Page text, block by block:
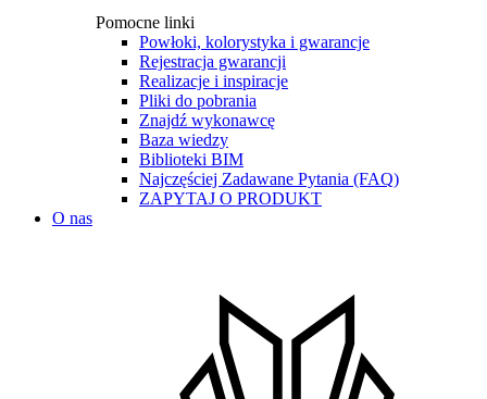
Pomocne linki
Powłoki, kolorystyka i gwarancje
Rejestracja gwarancji
Realizacje i inspiracje
Pliki do pobrania
Znajdź wykonawcę
Baza wiedzy
Biblioteki BIM
Najczęściej Zadawane Pytania (FAQ)
ZAPYTAJ O PRODUKT
O nas